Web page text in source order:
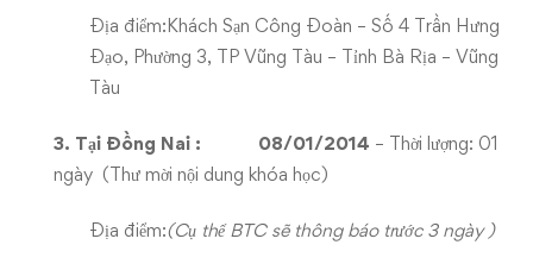
Địa điểm:Khách Sạn Công Đoàn – Số 4 Trần Hưng
Đạo, Phường 3, TP Vũng Tàu – Tỉnh Bà Rịa – Vũng
Tàu
3. Tại Đồng Nai : 08/01/2014 – Thời lượng: 01
ngày (Thư mời nội dung khóa học)
Địa điểm:(Cụ thể BTC sẽ thông báo trước 3 ngày )